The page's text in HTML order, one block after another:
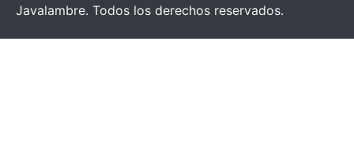
Javalambre. Todos los derechos reservados.